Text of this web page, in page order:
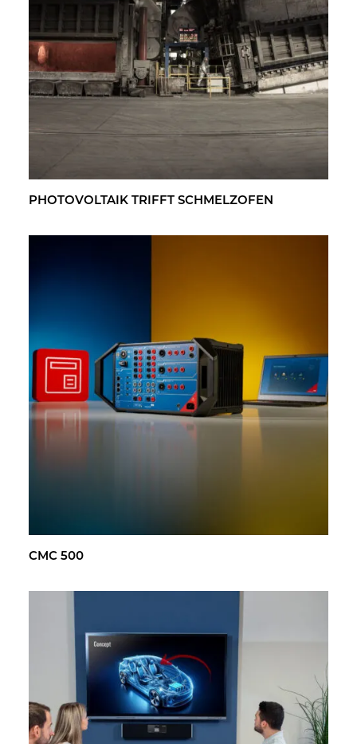
PHO­TO­VOL­TA­IK TRIFFT SCHMELZ­OFEN
CMC 500